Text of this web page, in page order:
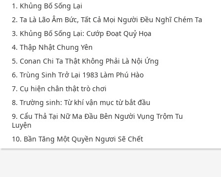
1. Khủng Bố Sống Lại
2. Ta Là Lão Âm Bức, Tất Cả Mọi Người Đều Nghĩ Chém Ta
3. Khủng Bố Sống Lại: Cướp Đoạt Quỷ Họa
4. Thập Nhật Chung Yên
5. Conan Chi Ta Thật Không Phải Là Nội Ứng
6. Trùng Sinh Trở Lại 1983 Làm Phú Hào
7. Cụ hiện chân thật trò chơi
8. Trường sinh: Từ khí vận mục từ bắt đầu
9. Cẩu Thả Tại Nữ Ma Đầu Bên Người Vụng Trộm Tu
Luyện
10. Bần Tăng Một Quyền Ngươi Sẽ Chết